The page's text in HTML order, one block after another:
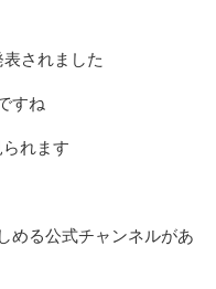
されました
すね
れます
める公式チャンネルがあ